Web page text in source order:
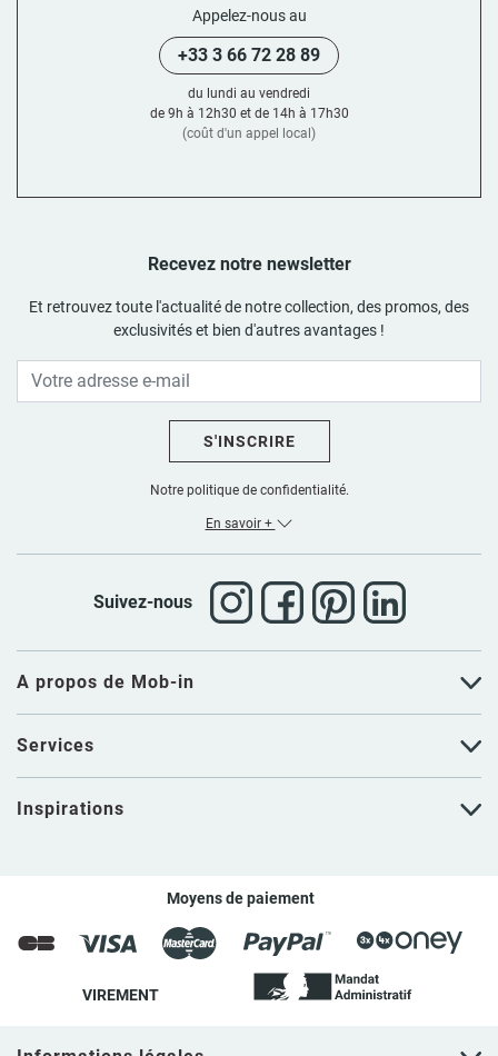
A propos de Mob-in
Services
Inspirations
Recevez notre newsletter
Et retrouvez toute l'actualité de notre collection, des promos, des
exclusivités et bien d'autres avantages !
S'INSCRIRE
Notre politique de confidentialité.
En savoir +
Suivez-nous
Appelez-nous au
+33 3 66 72 28 89
du lundi au vendredi
de 9h à 12h30 et de 14h à 17h30
(coût d'un appel local)
Moyens de paiement
VIREMENT